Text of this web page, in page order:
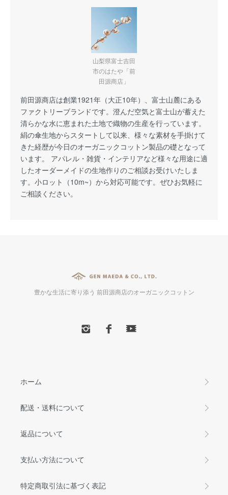
山梨県富士吉田
市のはたや「前
田源商店」
前田源商店は創業1921年（大正10年）、富士山麓にある
ファクトリーブランドです。澄んだ空気と富士山が蓄えた
清らかな水に恵まれた土地で織物の生産を行っています。
絹の傘生地からスタートして以来、様々な素材を手掛けて
きた経歴が今日のオーガニックコットン製品の礎となって
います。 アパレル・雑貨・インテリアなど様々な用途に適
したオーダーメイドの生地作りのご相談お受けいたしま
す。小ロット（10m~）から対応可能です。ぜひお気軽に
ご相談ください。
豊かな生活に寄り添う 前田源商店のオーガニックコットン
ホーム
配送・送料について
返品について
支払い方法について
特定商取引法に基づく表記